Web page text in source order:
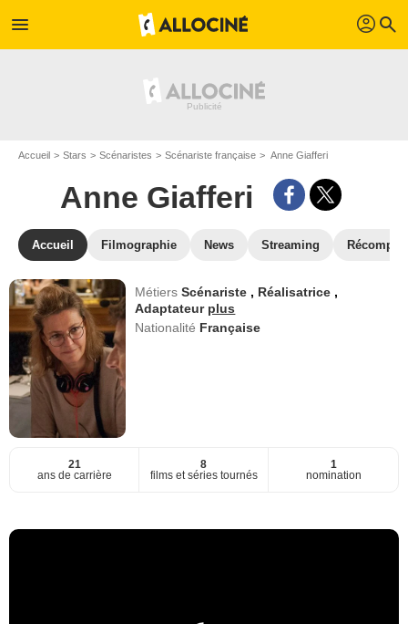
menu profil search
Accueil Stars Scénaristes Scénariste française Anne Giafferi
Anne Giafferi
Accueil Filmographie News Streaming
MétiersScénariste , Réalisatrice ,
Adaptateur plus
Nationalité Française
21
ans de carrière
8
films et séries tournés
1
nomination